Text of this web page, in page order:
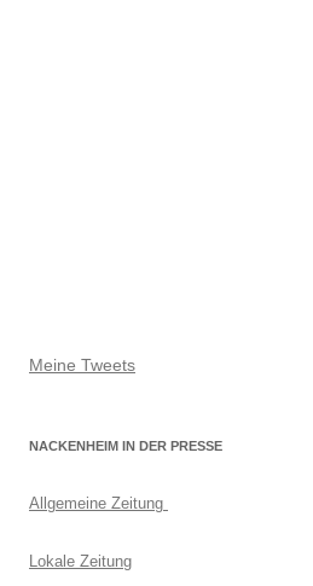
Meine Tweets
NACKENHEIM IN DER PRESSE
Allgemeine Zeitung
Lokale Zeitung